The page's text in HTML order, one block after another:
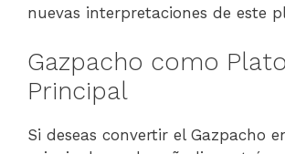
nuevas interpretaciones de este
Gazpacho como Plato
Principal
Si deseas convertir el Gazpacho